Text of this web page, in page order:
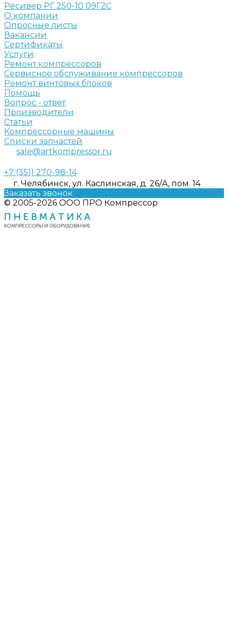
Ресивер РГ 250-10 09Г2С
О компании
Опросные листы
Вакансии
Сертификаты
Услуги
Ремонт компрессоров
Сервисное обслуживание компрессоров
Ремонт винтовых блоков
Помощь
Вопрос - ответ
Производители
Статьи
Компрессорные машины
Списки запчастей
sale@artkompressor.ru
+7 (351) 270-98-14
г. Челябинск, ул. Каслинская, д. 26/А, пом. 14
Заказать звонок
© 2005-2026 ООО ПРО Компрессор